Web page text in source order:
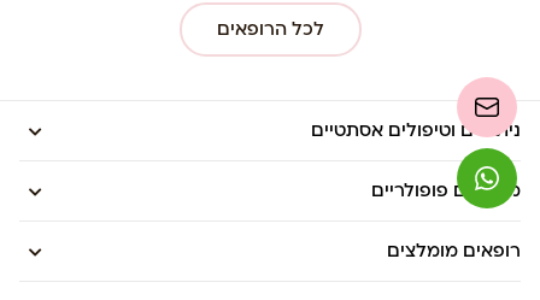
לכל הרופאים
ניתוחים וטיפולים אסתטיים
מדריכים פופולריים
רופאים מומלצים